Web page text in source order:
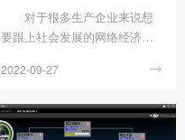
对于很多生产企业来说想
要跟上社会发展的网络经济浪
不断创新和完善，企业ERP管
的生产管理优势来对系统功能
进行定制服务，最大程度的满
2022-09-27 